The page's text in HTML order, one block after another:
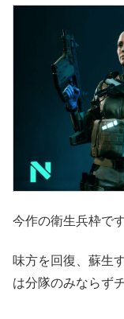
今作の衛生兵枠です
味方を回復、蘇生
は分隊のみならず